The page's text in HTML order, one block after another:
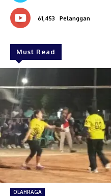
61,453 Pelanggan
Must Read
OLAHRAGA